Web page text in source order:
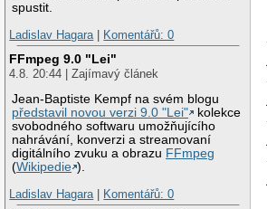
spustit.
Ladislav Hagara| Komentářů: 0
FFmpeg 9.0 "Lei"
4.8. 20:44 | Zajímavý článek
Jean-Baptiste Kempf na svém blogu
představil novou verzi 9.0 "Lei"
kolekce
svobodného softwaru umožňujícího
nahrávání, konverzi a streamovaní
digitálního zvuku a obrazu FFmpeg
(Wikipedie ).
Ladislav Hagara| Komentářů: 0